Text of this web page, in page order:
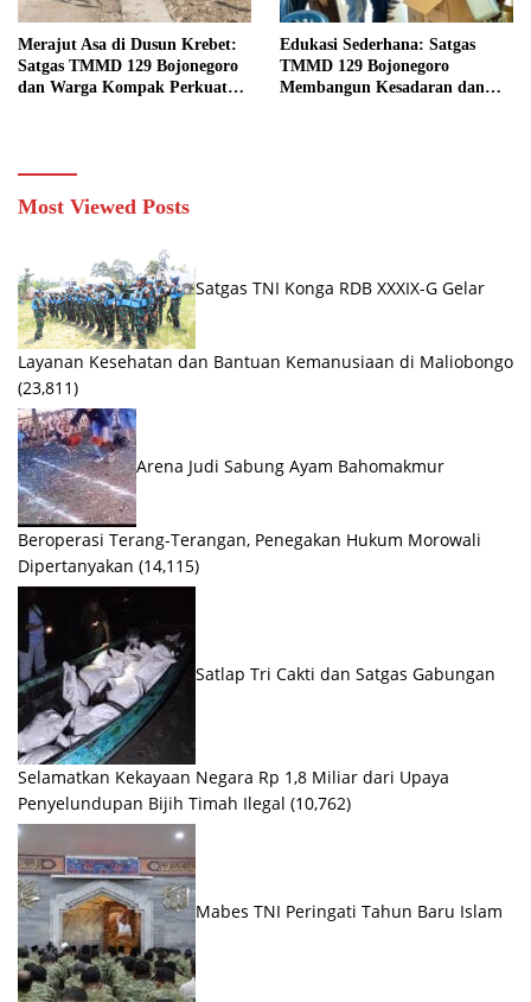
Merajut Asa di Dusun Krebet:
Satgas TMMD 129 Bojonegoro
dan Warga Kompak Perkuat
Edukasi Sederhana: Satgas
TMMD 129 Bojonegoro
Membangun Kesadaran dan
Most Viewed Posts
Satgas TNI Konga RDB XXXIX-G Gelar
Layanan Kesehatan dan Bantuan Kemanusiaan di Maliobongo
(23,811)
Arena Judi Sabung Ayam Bahomakmur
Beroperasi Terang-Terangan, Penegakan Hukum Morowali
Dipertanyakan (14,115)
Satlap Tri Cakti dan Satgas Gabungan
Selamatkan Kekayaan Negara Rp 1,8 Miliar dari Upaya
Penyelundupan Bijih Timah Ilegal (10,762)
Mabes TNI Peringati Tahun Baru Islam